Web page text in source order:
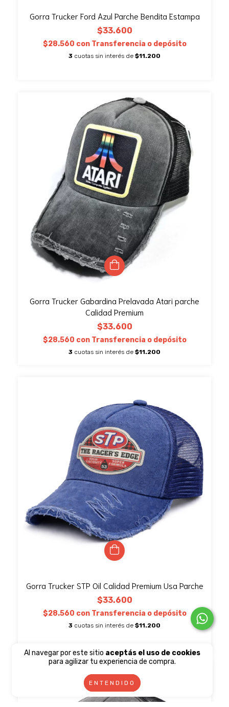
Al navegar por este sitio aceptás el uso de cookies
para agilizar tu experiencia de compra.
ENTENDIDO
Gorra Trucker Ford Azul Parche Bendita Estampa
$33.600
$28.560 con Transferencia o depósito
3 cuotas sin interés de $11.200
Gorra Trucker Gabardina Prelavada Atari parche
Calidad Premium
$33.600
$28.560 con Transferencia o depósito
3 cuotas sin interés de $11.200
Gorra Trucker STP Oil Calidad Premium Usa Parche
$33.600
$28.560 con Transferencia o depósito
3 cuotas sin interés de $11.200